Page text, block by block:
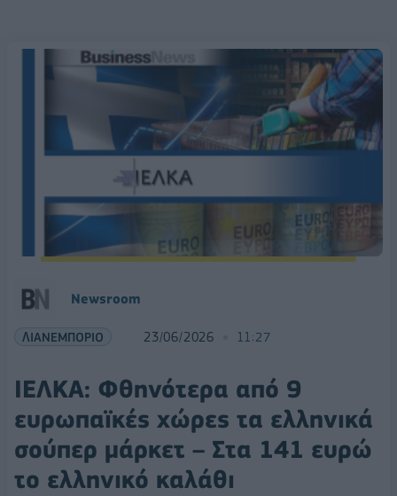
Νewsroom
ΛΙΑΝΕΜΠΟΡΙΟ 23/06/2026 11:27
ΙΕΛΚΑ: Φθηνότερα από 9
ευρωπαϊκές χώρες τα ελληνικά
σούπερ μάρκετ – Στα 141 ευρώ
το ελληνικό καλάθι